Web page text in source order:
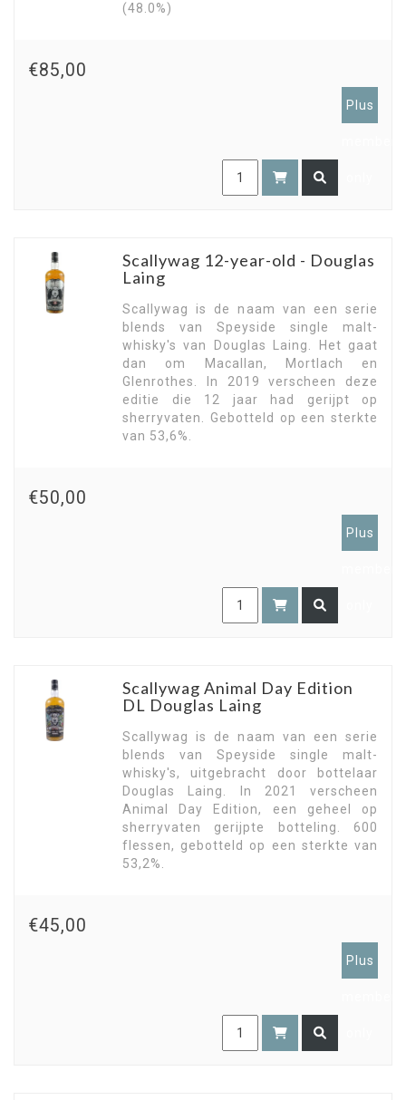
(48.0%)
€85,00
Plus
Scallywag 12-year-old - Douglas
Laing
Scallywag is de naam van een serie
blends van Speyside single malt-
whisky's van Douglas Laing. Het gaat
dan om Macallan, Mortlach en
Glenrothes. In 2019 verscheen deze
editie die 12 jaar had gerijpt op
sherryvaten. Gebotteld op een sterkte
van 53,6%.
€50,00
Plus
Scallywag Animal Day Edition
DL Douglas Laing
Scallywag is de naam van een serie
blends van Speyside single malt-
whisky's, uitgebracht door bottelaar
Douglas Laing. In 2021 verscheen
Animal Day Edition, een geheel op
sherryvaten gerijpte botteling. 600
flessen, gebotteld op een sterkte van
53,2%.
€45,00
Plus